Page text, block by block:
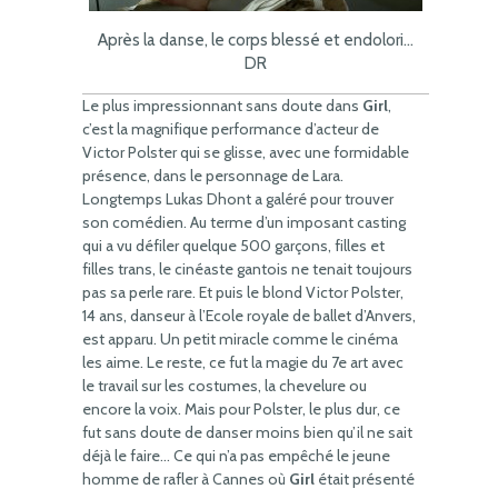
Après la danse, le corps blessé et endolori…
DR
Le plus impressionnant sans doute dans Girl,
c’est la magnifique performance d’acteur de
Victor Polster qui se glisse, avec une formidable
présence, dans le personnage de Lara.
Longtemps Lukas Dhont a galéré pour trouver
son comédien. Au terme d’un imposant casting
qui a vu défiler quelque 500 garçons, filles et
filles trans, le cinéaste gantois ne tenait toujours
pas sa perle rare. Et puis le blond Victor Polster,
14 ans, danseur à l’Ecole royale de ballet d’Anvers,
est apparu. Un petit miracle comme le cinéma
les aime. Le reste, ce fut la magie du 7e art avec
le travail sur les costumes, la chevelure ou
encore la voix. Mais pour Polster, le plus dur, ce
fut sans doute de danser moins bien qu’il ne sait
déjà le faire… Ce qui n’a pas empêché le jeune
homme de rafler à Cannes où Girl était présenté